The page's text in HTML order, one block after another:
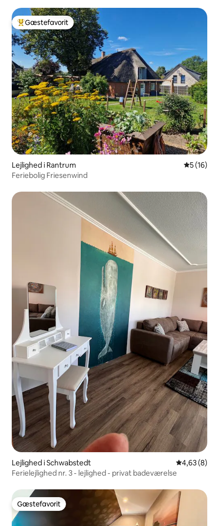
Bedste gæstefavorit
Gæstefavorit
Lejlighed i Rantrum 5 ud af 5 i
5 (16)
Feriebolig Friesenwind
Lejlighed i Schwabstedt 4,63 ud af 5
4,63 (8)
Ferielejlighed nr. 3 - lejlighed - privat badeværelse
Gæstefavorit
Gæstefavorit